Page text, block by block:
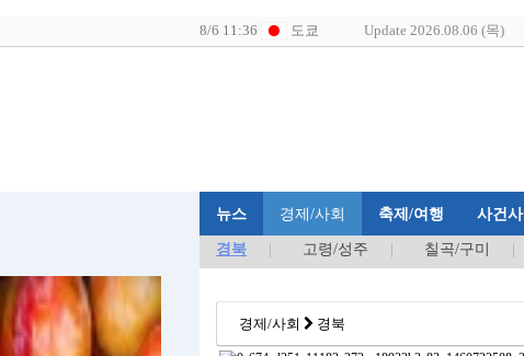
Update 2026.08.06 (목)
뉴스 경제/사회 축제/여행 사건
경북 고령/성주 칠곡/구미
경제/사회 경북